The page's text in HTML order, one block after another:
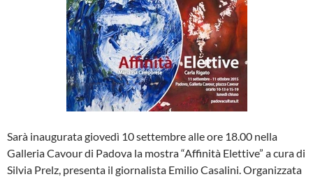
Sarà inaugurata giovedì 10 settembre alle ore 18.00 nella
Galleria Cavour di Padova la mostra “Affinità Elettive” a cura di
Silvia Prelz, presenta il giornalista Emilio Casalini. Organizzata